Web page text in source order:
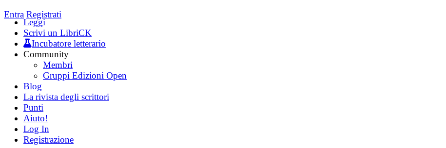
Entra Registrati
Leggi
Scrivi un LibriCK
Incubatore letterario
Community
Membri
Gruppi Edizioni Open
Blog
La rivista degli scrittori
Punti
Aiuto!
Log In
Registrazione